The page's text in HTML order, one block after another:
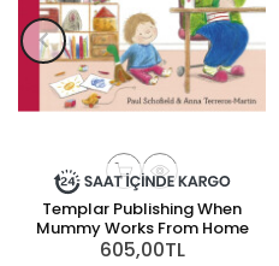
Templar Publishing When
Mummy Works From Home
605,00TL